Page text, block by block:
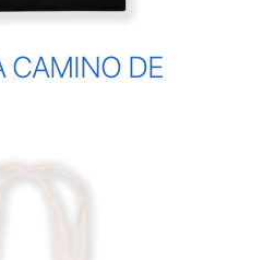
CAMINO DE